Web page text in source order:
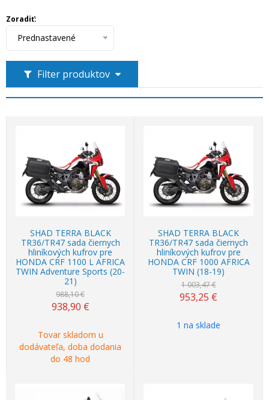
Filter produktov
Zoradiť:
Prednastavené
SHAD TERRA BLACK
TR36/TR47 sada čiernych
hliníkových kufrov pre
HONDA CRF 1100 L AFRICA
TWIN Adventure Sports (20-
21)
988,10 €
938,90 €
Tovar skladom u
dodávateľa, doba dodania
do 48 hod
SHAD TERRA BLACK
TR36/TR47 sada čiernych
hliníkových kufrov pre
HONDA CRF 1000 AFRICA
TWIN (18-19)
1 003,47 €
953,25 €
1 na sklade